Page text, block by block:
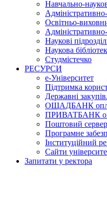
Навчально-
Освітньо-
Наукові
Наукова
Студмістечко
РЕСУРСИ
е-Університет
Підтримка
Державні
ОЩАДБАНК
ПРИВАТБАНК
Поштовий сервер
Програмне
Інституційний
Сайти
Запитати у ректора